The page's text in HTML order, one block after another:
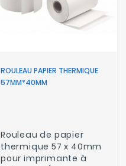
ROULEAU PAPIER THERMIQUE
57MM*40MM
Rouleau de papier
thermique 57 x 40mm
pour imprimante à